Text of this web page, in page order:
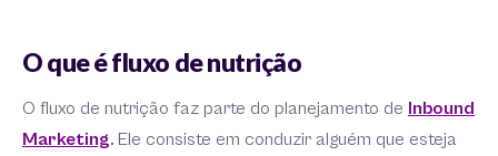
O que é fluxo de nutrição
O fluxo de nutrição faz parte do planejamento de Inbound
Marketing. Ele consiste em conduzir alguém que esteja